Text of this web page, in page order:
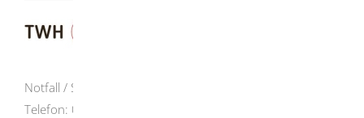
Notfall / Stördienst:
Telefon: 07324 / 9851-98